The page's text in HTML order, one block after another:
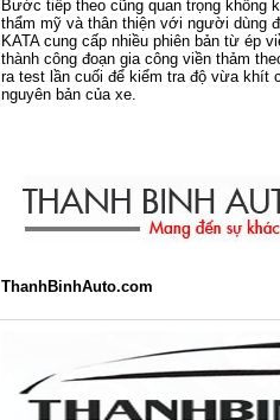
Bước tiếp theo cũng quan trọng không
thẩm mỹ và thân thiện với người dùng
KATA cung cấp nhiều phiên bản từ ép
thành công đoạn gia công viền thảm
ra test lần cuối để kiểm tra độ vừa khít
nguyên bản của xe.
ThanhBinhAuto.com